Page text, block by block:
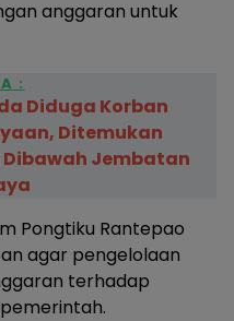
anggaran untuk
:
Diduga Korban
Ditemukan
Jembatan
Pongtiku Rantepao
agar pengelolaan
terhadap